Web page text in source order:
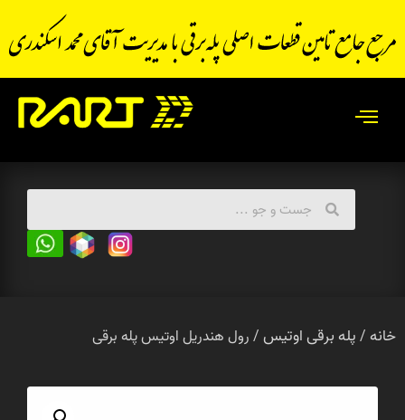
خانه /پله برقی اوتیس/ رول هندریل اوتیس پله برقی